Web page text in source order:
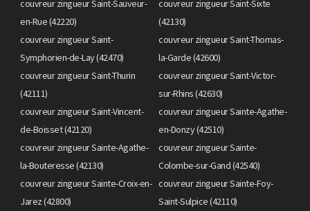
couvreur zingueur Saint-Sauveur-
en-Rue (42220)
couvreur zingueur Saint-Sixte
(42130)
couvreur zingueur Saint-
Symphorien-de-Lay (42470)
couvreur zingueur Saint-Thomas-
la-Garde (42600)
couvreur zingueur Saint-Thurin
(42111)
couvreur zingueur Saint-Victor-
sur-Rhins (42630)
couvreur zingueur Saint-Vincent-
de-Boisset (42120)
couvreur zingueur Sainte-Agathe-
en-Donzy (42510)
couvreur zingueur Sainte-Agathe-
la-Bouteresse (42130)
couvreur zingueur Sainte-
Colombe-sur-Gand (42540)
couvreur zingueur Sainte-Croix-en-
Jarez (42800)
couvreur zingueur Sainte-Foy-
Saint-Sulpice (42110)